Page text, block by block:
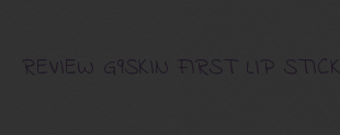
REVIEW G9SKIN FIRST LIP STICK